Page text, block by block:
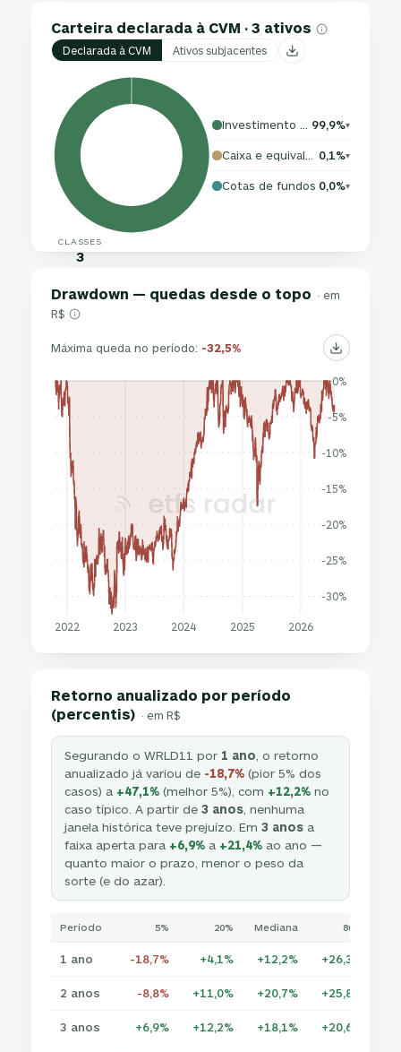
Carteira declarada à CVM · 3 ativos
Declarada à CVM Ativos subjacentes
CLASSES
3
99,9%▾
0,1%▾
Cotas de fundos 0,0%▾
Drawdown — quedas desde o topo · em
R$
Máxima queda no período: -32,5%
-30%
-25%
-20%
-15%
-10%
-5%
0%
2022 2023 2024 2025 2026
Retorno anualizado por período
(percentis) · em R$
Segurando o WRLD11 por 1 ano , o retorno
anualizado já variou de -18,7% (pior 5% dos
casos) a +47,1% (melhor 5%), com +12,2% no
caso típico. A partir de3 anos , nenhuma
janela histórica teve prejuízo. Em3 anos a
faixa aperta para +6,9% a +21,4% ao ano —
quanto maior o prazo, menor o peso da
sorte (e do azar).
Período 5% 20% Mediana 80%
1 ano -18,7% +4,1% +12,2% +26,3%
2 anos -8,8% +11,0% +20,7% +25,8%
3 anos +6,9% +12,2% +18,1% +20,6%